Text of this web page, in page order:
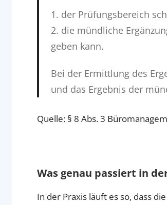
1. der Prüfungsbereich
2. die mündliche
geben kann.
Bei der Ermittlung des
und das Ergebnis der
Quelle: § 8 Abs. 3
Was genau passiert in
In der Praxis läuft es so, dass